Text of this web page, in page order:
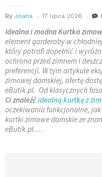
By Joana 17 lipca 2026
Idealna i modna Kurtka
element garderoby w
który potrafi dopełnić i
ochrona przed zimnem i
preferencji. W tym artykule
zimowej damskiej, ofertę
eButik.pl. Od klasycznych
Ci znaleźćidealną kurtkę z
oczekiwania funkcjonalne,
kurtki zimowe damskie ze
eButik.pl.…